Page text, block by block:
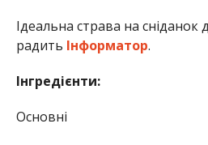
Ідеальна страва на
радить Інформатор.
Інгредієнти:
Основні